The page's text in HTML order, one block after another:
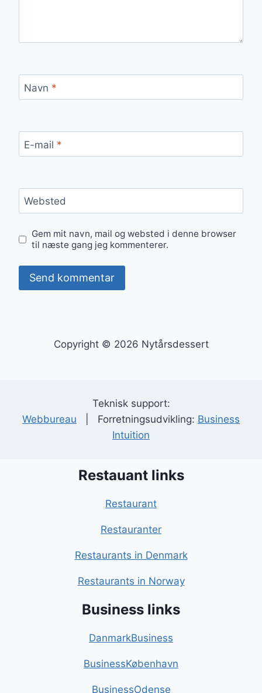
Navn *
E-mail *
Websted
Gem mit navn, mail og websted i denne browser
til næste gang jeg kommenterer.
Copyright © 2026 Nytårsdessert
Teknisk support:
Webbureau | Forretningsudvikling: Business
Intuition
Restauant links
Restaurant
Restauranter
Restaurants in Denmark
Restaurants in Norway
Business links
DanmarkBusiness
BusinessKøbenhavn
BusinessOdense